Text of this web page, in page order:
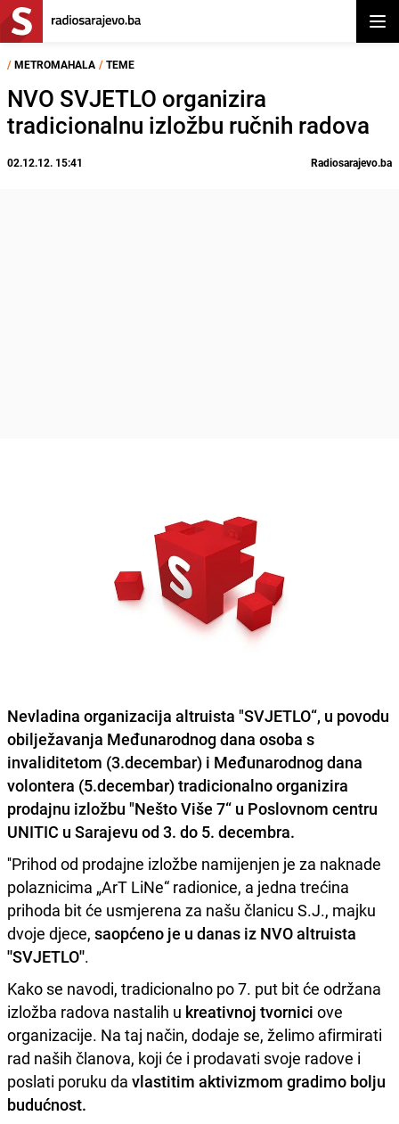
/ METROMAHALA / TEME
NVO SVJETLO organizira
tradicionalnu izložbu ručnih radova
02.12.12. 15:41 Radiosarajevo.ba
Nevladina organizacija altruista "SVJETLO“, u povodu
obilježavanja Međunarodnog dana osoba s
invaliditetom (3.decembar) i Međunarodnog dana
volontera (5.decembar)tradicionalno organizira
prodajnu izložbu "Nešto Više 7“ u Poslovnom centru
UNITIC u Sarajevu od 3. do 5. decembra.
''Prihod od prodajne izložbe namijenjen je za naknade
polaznicima „ArT LiNe“ radionice, a jedna trećina
prihoda bit će usmjerena za našu članicu S.J., majku
dvoje djece, saopćeno je u danas iz NVO altruista
''SVJETLO''.
Kako se navodi, tradicionalno po 7. put bit će održana
izložba radova nastalih u kreativnoj tvornici ove
organizacije. Na taj način, dodaje se, želimo afirmirati
rad naših članova, koji će i prodavati svoje radove i
poslati poruku da vlastitim aktivizmom gradimo bolju
budućnost.